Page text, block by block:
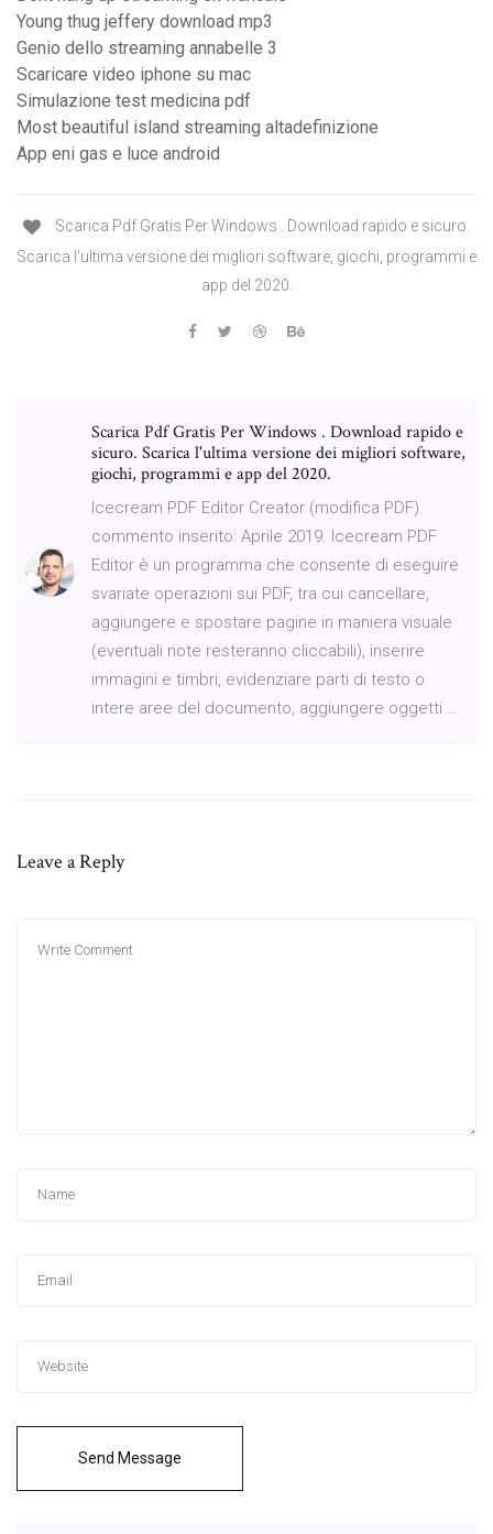
Young thug jeffery download mp3
Genio dello streaming annabelle 3
Scaricare video iphone su mac
Simulazione test medicina pdf
Most beautiful island streaming altadefinizione
App eni gas e luce android
Scarica Pdf Gratis Per Windows . Download rapido e sicuro.
Scarica l'ultima versione dei migliori software, giochi, programmi e
app del 2020.
Scarica Pdf Gratis Per Windows . Download rapido e
sicuro. Scarica l'ultima versione dei migliori software,
giochi, programmi e app del 2020.
Icecream PDF Editor Creator (modifica PDF).
commento inserito: Aprile 2019. Icecream PDF
Editor è un programma che consente di eseguire
svariate operazioni sui PDF, tra cui cancellare,
aggiungere e spostare pagine in maniera visuale
(eventuali note resteranno cliccabili), inserire
immagini e timbri, evidenziare parti di testo o
intere aree del documento, aggiungere oggetti …
Leave a Reply
Send Message